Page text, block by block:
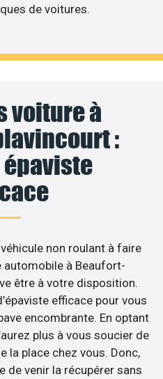
de voitures.
voiture à
:
non roulant à faire
automobile à Beaufort-
être à votre disposition.
efficace pour vous
encombrante. En optant
plus à vous soucier de
la place chez vous. Donc,
de venir la récupérer sans